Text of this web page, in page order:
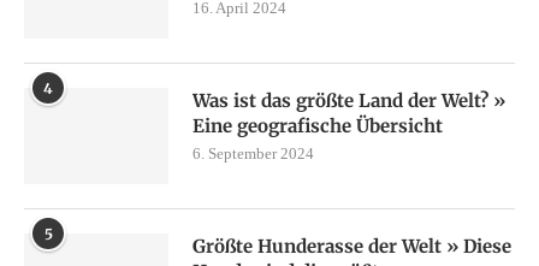
16. April 2024
4
Was ist das größte Land der Welt? »
Eine geografische Übersicht
6. September 2024
5
Größte Hunderasse der Welt » Diese